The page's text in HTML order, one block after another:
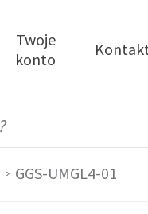
Twoje
konto
GGS-UMGL4-01